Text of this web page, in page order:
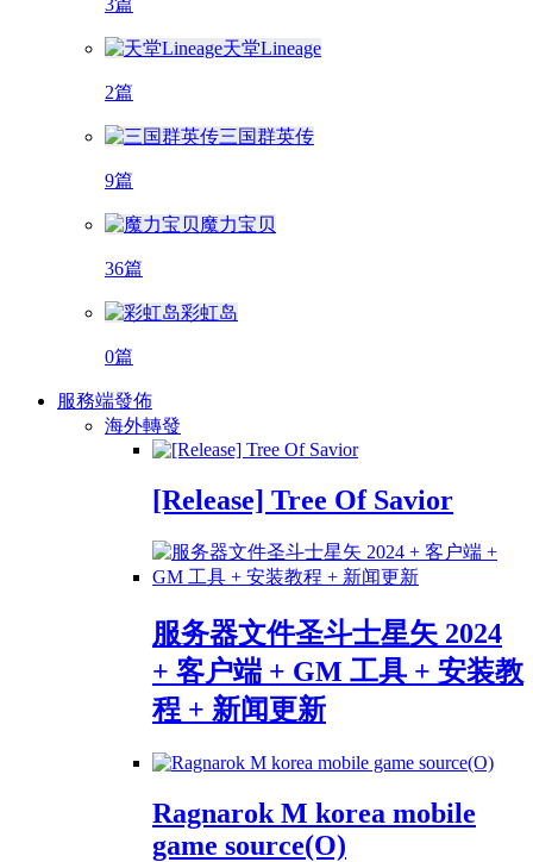
3篇
天堂Lineage
2篇
三国群英传
9篇
魔力宝贝
36篇
彩虹岛
0篇
服務端發佈
海外轉發
[Release] Tree Of Savior
服务器文件圣斗士星矢 2024
+ 客户端 + GM 工具 + 安装教
程 + 新闻更新
Ragnarok M korea mobile
game source(O)